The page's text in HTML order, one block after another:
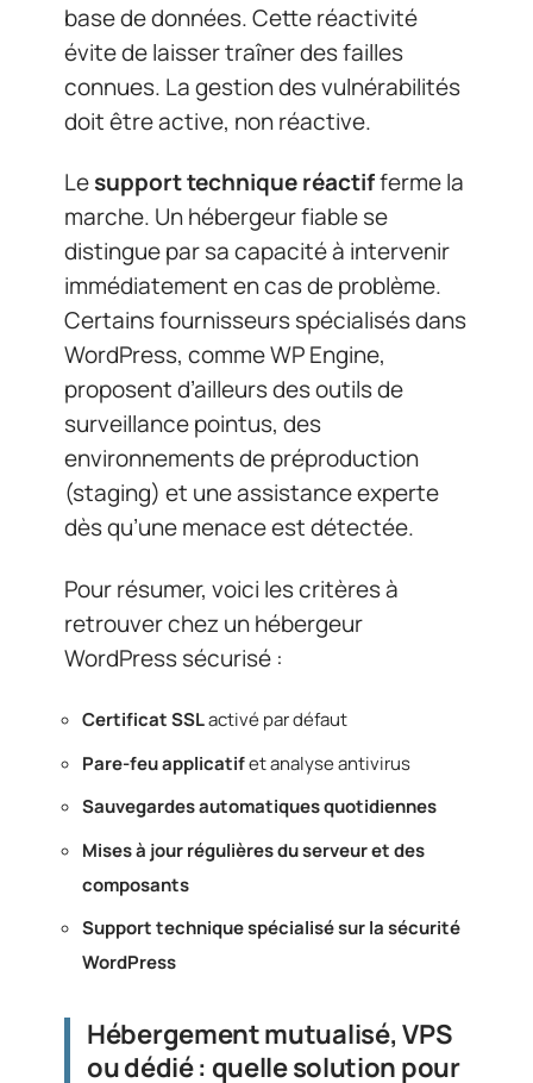
base de données. Cette réactivité
évite de laisser traîner des failles
connues. La gestion des vulnérabilités
doit être active, non réactive.
Lesupport technique réactifferme la
marche. Un hébergeur fiable se
distingue par sa capacité à intervenir
immédiatement en cas de problème.
Certains fournisseurs spécialisés dans
WordPress, comme WP Engine,
proposent d’ailleurs des outils de
surveillance pointus, des
environnements de préproduction
(staging) et une assistance experte
dès qu’une menace est détectée.
Pour résumer, voici les critères à
retrouver chez un hébergeur
WordPress sécurisé :
Certificat SSLactivé par défaut
Pare-feu applicatifet analyse antivirus
Sauvegardes automatiques quotidiennes
Mises à jour régulièresdu serveur et des
composants
Support technique spécialisésur la sécurité
WordPress
Hébergement mutualisé, VPS
ou dédié : quelle solution pour